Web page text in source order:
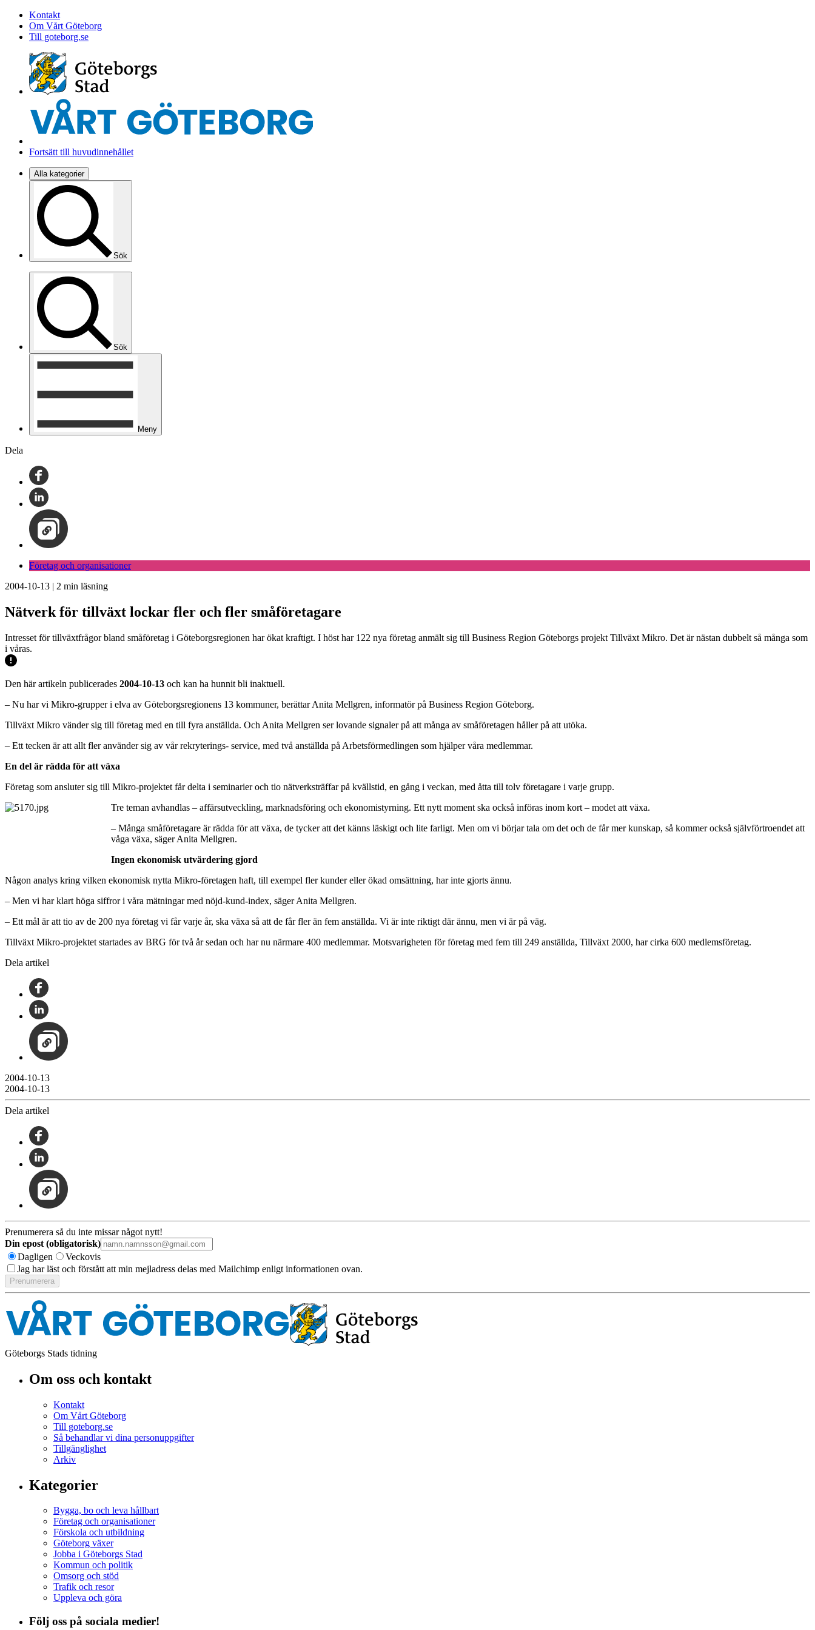
Kontakt
Om Vårt Göteborg
Till goteborg.se
Fortsätt till huvudinnehållet
Alla kategorier
Sök
Sök
Meny
Dela
Företag och organisationer
2004-10-13 | 2 min läsning
Nätverk för tillväxt lockar fler och fler småföretagare
Intresset för tillväxtfrågor bland småföretag i Göteborgsregionen har ökat kraftigt. I höst har 122 nya företag anmält sig till Business Region Göteborgs projekt Tillväxt Mikro. Det är nästan dubbelt så många som
i våras.
Den här artikeln publicerades 2004-10-13 och kan ha hunnit bli inaktuell.
– Nu har vi Mikro-grupper i elva av Göteborgsregionens 13 kommuner, berättar Anita Mellgren, informatör på Business Region Göteborg.
Tillväxt Mikro vänder sig till företag med en till fyra anställda. Och Anita Mellgren ser lovande signaler på att många av småföretagen håller på att utöka.
– Ett tecken är att allt fler använder sig av vår rekryterings- service, med två anställda på Arbetsförmedlingen som hjälper våra medlemmar.
En del är rädda för att växa
Företag som ansluter sig till Mikro-projektet får delta i seminarier och tio nätverksträffar på kvällstid, en gång i veckan, med åtta till tolv företagare i varje grupp.
Tre teman avhandlas – affärsutveckling, marknadsföring och ekonomistyrning. Ett nytt moment ska också införas inom kort – modet att växa.
– Många småföretagare är rädda för att växa, de tycker att det känns läskigt och lite farligt. Men om vi börjar tala om det och de får mer kunskap, så kommer också självförtroendet att
våga växa, säger Anita Mellgren.
Ingen ekonomisk utvärdering gjord
Någon analys kring vilken ekonomisk nytta Mikro-företagen haft, till exempel fler kunder eller ökad omsättning, har inte gjorts ännu.
– Men vi har klart höga siffror i våra mätningar med nöjd-kund-index, säger Anita Mellgren.
– Ett mål är att tio av de 200 nya företag vi får varje år, ska växa så att de får fler än fem anställda. Vi är inte riktigt där ännu, men vi är på väg.
Tillväxt Mikro-projektet startades av BRG för två år sedan och har nu närmare 400 medlemmar. Motsvarigheten för företag med fem till 249 anställda, Tillväxt 2000, har cirka 600 medlemsföretag.
Dela artikel
2004-10-13
2004-10-13
Dela artikel
Prenumerera så du inte missar något nytt!
Din epost (obligatorisk)
Dagligen
Veckovis
Jag har läst och förstått att min mejladress delas med Mailchimp enligt informationen ovan.
Göteborgs Stads tidning
Om oss och kontakt
Kontakt
Om Vårt Göteborg
Till goteborg.se
Så behandlar vi dina personuppgifter
Tillgänglighet
Arkiv
Kategorier
Bygga, bo och leva hållbart
Företag och organisationer
Förskola och utbildning
Göteborg växer
Jobba i Göteborgs Stad
Kommun och politik
Omsorg och stöd
Trafik och resor
Uppleva och göra
Följ oss på sociala medier!